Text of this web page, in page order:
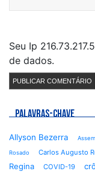
Seu Ip
de dados.
PALAVRAS-CHAVE
Allyson Bezerra
Rosado Carlos Augusto
Regina
COVID-19